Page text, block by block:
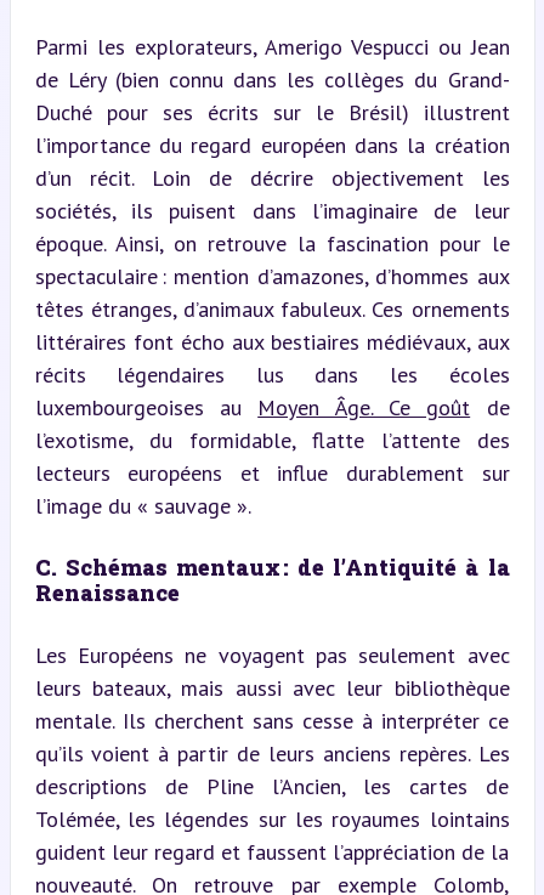
Parmi les explorateurs, Amerigo Vespucci ou Jean
de Léry (bien connu dans les collèges du Grand-
Duché pour ses écrits sur le Brésil) illustrent
l’importance du regard européen dans la création
d’un récit. Loin de décrire objectivement les
sociétés, ils puisent dans l’imaginaire de leur
époque. Ainsi, on retrouve la fascination pour le
spectaculaire : mention d’amazones, d’hommes aux
têtes étranges, d’animaux fabuleux. Ces ornements
littéraires font écho aux bestiaires médiévaux, aux
récits légendaires lus dans les écoles
luxembourgeoises au Moyen Âge. Ce goût de
l’exotisme, du formidable, flatte l’attente des
lecteurs européens et influe durablement sur
l’image du « sauvage ».
C. Schémas mentaux : de l’Antiquité à la
Renaissance
Les Européens ne voyagent pas seulement avec
leurs bateaux, mais aussi avec leur bibliothèque
mentale. Ils cherchent sans cesse à interpréter ce
qu’ils voient à partir de leurs anciens repères. Les
descriptions de Pline l’Ancien, les cartes de
Tolémée, les légendes sur les royaumes lointains
guident leur regard et faussent l’appréciation de la
nouveauté. On retrouve par exemple Colomb,